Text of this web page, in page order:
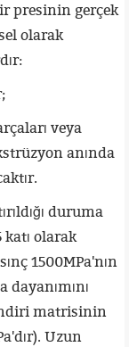
presinin gerçek
olarak
veya
anında
duruma
katı olarak
1500MPa'nın
matrisinin
Uzun